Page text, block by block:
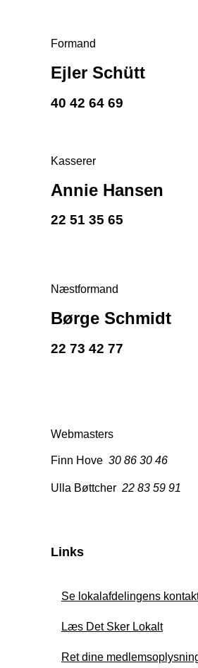
Formand
Ejler Schütt
40 42 64 69
Kasserer
Annie Hansen
22 51 35 65
Næstformand
Børge Schmidt
22 73 42 77
Webmasters
Finn Hove 30 86 30 46
Ulla Bøttcher 22 83 59 91
Links
Se lokalafdelingens
Læs Det Sker Lokalt
Ret dine